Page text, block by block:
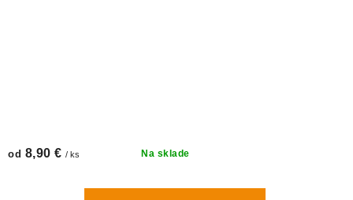
Na sklade
od 8,90 € / ks